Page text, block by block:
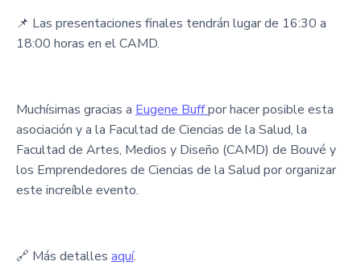
📌 Las presentaciones finales tendrán lugar de 16:30 a
18:00 horas en el CAMD.
Muchísimas gracias a Eugene Buffpor hacer posible esta
asociación y a la Facultad de Ciencias de la Salud, la
Facultad de Artes, Medios y Diseño (CAMD) de Bouvé y
los Emprendedores de Ciencias de la Salud por organizar
este increíble evento.
🔗 Más detalles aquí.